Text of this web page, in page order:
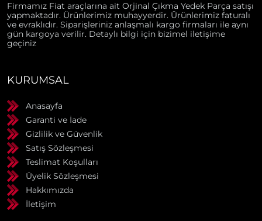
Firmamız Fiat araçlarına ait Orjinal Çıkma Yedek Parça satışı
yapmaktadır. Ürünlerimiz muhayyerdir. Ürünlerimiz faturalı
ve evraklıdır. Siparişleriniz anlaşmalı kargo firmaları ile aynı
gün kargoya verilir. Detaylı bilgi için bizimel iletişime
geçiniz
KURUMSAL
Anasayfa
Garanti ve İade
Gizlilik ve Güvenlik
Satış Sözleşmesi
Teslimat Koşulları
Üyelik Sözleşmesi
Hakkımızda
İletişim